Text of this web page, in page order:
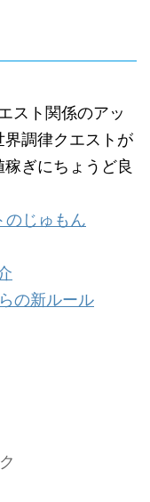
スト関係のアッ
調律クエストが
ぎにちょうど良
のじゅもん
の新ルール